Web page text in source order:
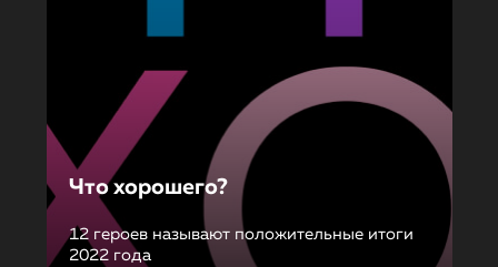
Что хорошего?
12 героев называют положительные итоги
2022 года